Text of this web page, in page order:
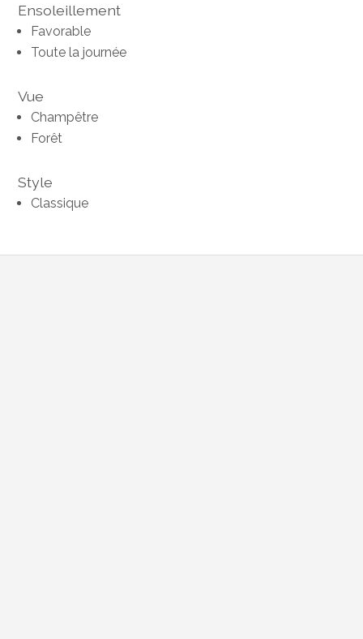
Ensoleillement
Favorable
Toute la journée
Vue
Champêtre
Forêt
Style
Classique